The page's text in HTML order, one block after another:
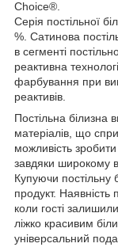
Choice®.
Серія постільної
%. Сатинова
в сегменті
реактивна
фарбування при
реактивів.
Постільна білизна
матеріалів, що
можливість
завдяки широкому
Купуючи постільну
продукт. Наявність
коли гості
ліжко красивим
універсальний